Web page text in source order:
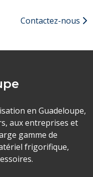
Contactez-nous
en Guadeloupe,
aux entreprises et
gamme de
frigorifique,